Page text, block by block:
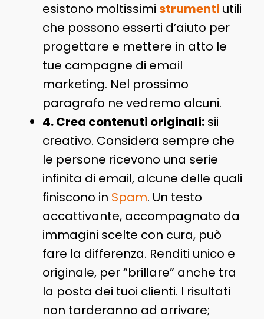
esistono moltissimi strumenti utili
che possono esserti d’aiuto per
progettare e mettere in atto le
tue campagne di email
marketing. Nel prossimo
paragrafo ne vedremo alcuni.
4. Crea contenuti originali:sii
creativo. Considera sempre che
le persone ricevono una serie
infinita di email, alcune delle quali
finiscono in Spam. Un testo
accattivante, accompagnato da
immagini scelte con cura, può
fare la differenza. Renditi unico e
originale, per “brillare” anche tra
la posta dei tuoi clienti. I risultati
non tarderanno ad arrivare;